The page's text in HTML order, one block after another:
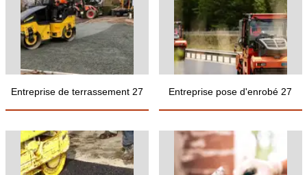
Entreprise de terrassement 27 Entreprise pose d'enrobé 27